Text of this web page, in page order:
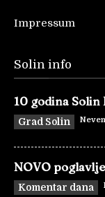
Impressum
Solin info
10 godina Solin
Grad Solin
NOVO
Komentar dana